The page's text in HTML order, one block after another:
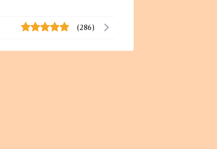
(286)